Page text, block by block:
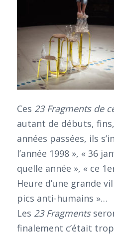
Ces 23 Fragments de
autant de débuts,
années passées, ils
l’année 1998 », « 36
quelle année », « ce
Heure d’une grande
pics anti-humains »…
Les 23 Fragments
finalement c’était